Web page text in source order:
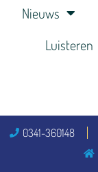
Nieuws
Luisteren
0341-360148